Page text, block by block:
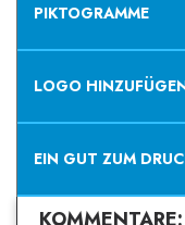
PIKTOGRAMME
LOGO
EIN GUT ZUM
KOMMENTARE: